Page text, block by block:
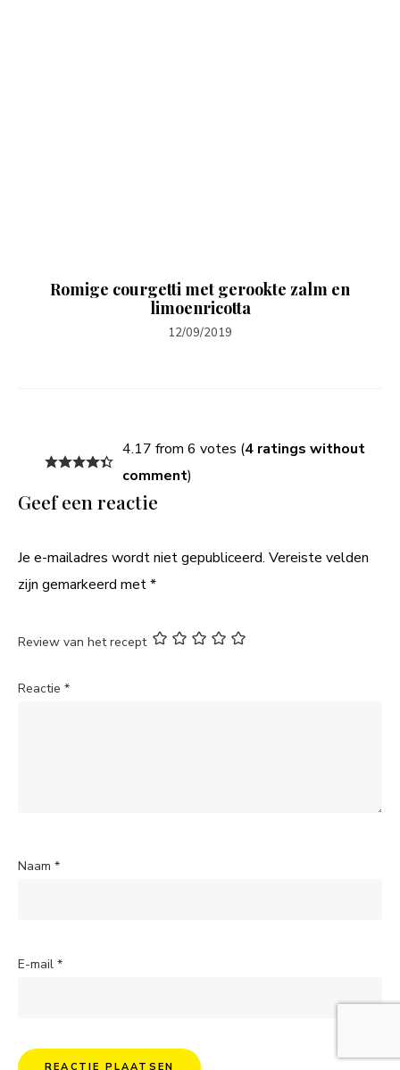
Romige courgetti met gerookte zalm en
limoenricotta
12/09/2019
4.17 from 6 votes (4 ratings without
comment)
Geef een reactie
Je e-mailadres wordt niet gepubliceerd. Vereiste velden
zijn gemarkeerd met*
Review van het recept
Reactie *
Naam *
E-mail *